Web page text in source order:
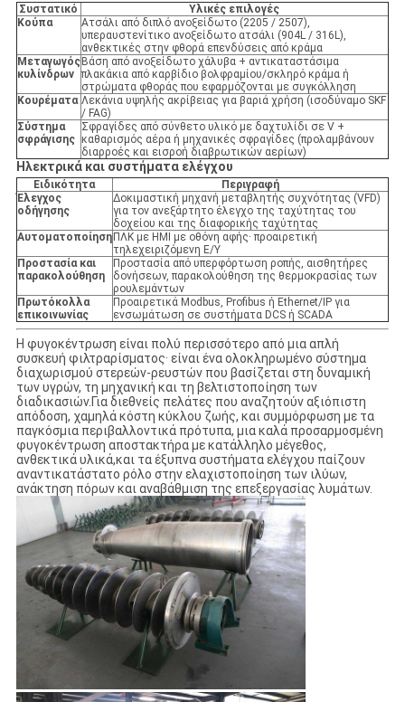
Συστατικό
Υλικές επιλογές
Κούπα
Ατσάλι από διπλό ανοξείδωτο (2205 / 2507),
υπεραυστενίτικο ανοξείδωτο ατσάλι (904L / 316L),
ανθεκτικές στην φθορά επενδύσεις από κράμα
Μεταγωγός
κυλίνδρων
Βάση από ανοξείδωτο χάλυβα + αντικαταστάσιμα
πλακάκια από καρβίδιο βολφραμίου/σκληρό κράμα ή
στρώματα φθοράς που εφαρμόζονται με συγκόλληση
Κουρέματα Λεκάνια υψηλής ακρίβειας για βαριά χρήση (ισοδύναμο SKF
/ FAG)
Σύστημα
σφράγισης
Σφραγίδες από σύνθετο υλικό με δαχτυλίδι σε V +
καθαρισμός αέρα ή μηχανικές σφραγίδες (προλαμβάνουν
διαρροές και εισροή διαβρωτικών αερίων)
Ηλεκτρικά και συστήματα ελέγχου
Ειδικότητα
Περιγραφή
Έλεγχος
οδήγησης
Δοκιμαστική μηχανή μεταβλητής συχνότητας (VFD)
για τον ανεξάρτητο έλεγχο της ταχύτητας του
δοχείου και της διαφορικής ταχύτητας
Αυτοματοποίηση ΠΛΚ με HMI με οθόνη αφής· προαιρετική
τηλεχειριζόμενη Ε/Υ
Προστασία και
παρακολούθηση
Προστασία από υπερφόρτωση ροπής, αισθητήρες
δονήσεων, παρακολούθηση της θερμοκρασίας των
ρουλεμάντων
Πρωτόκολλα
επικοινωνίας
Προαιρετικά Modbus, Profibus ή Ethernet/IP για
ενσωμάτωση σε συστήματα DCS ή SCADA
Η φυγοκέντρωση είναι πολύ περισσότερο από μια απλή
συσκευή φιλτραρίσματος· είναι ένα ολοκληρωμένο σύστημα
διαχωρισμού στερεών-ρευστών που βασίζεται στη δυναμική
των υγρών, τη μηχανική και τη βελτιστοποίηση των
διαδικασιών.Για διεθνείς πελάτες που αναζητούν αξιόπιστη
απόδοση, χαμηλά κόστη κύκλου ζωής, και συμμόρφωση με τα
παγκόσμια περιβαλλοντικά πρότυπα, μια καλά προσαρμοσμένη
φυγοκέντρωση αποστακτήρα με κατάλληλο μέγεθος,
ανθεκτικά υλικά,και τα έξυπνα συστήματα ελέγχου παίζουν
αναντικατάστατο ρόλο στην ελαχιστοποίηση των ιλύων,
ανάκτηση πόρων και αναβάθμιση της επεξεργασίας λυμάτων.